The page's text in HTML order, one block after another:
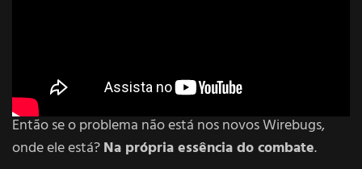
Então se o problema não está nos novos Wirebugs,
onde ele está?Na própria essência do combate.